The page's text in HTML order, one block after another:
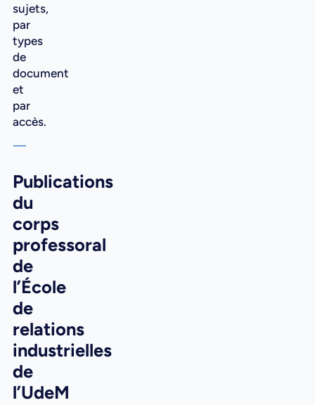
sujets,
par
types
de
document
et
par
accès.
Publications
du
corps
professoral
de
l’École
de
relations
industrielles
de
l’UdeM